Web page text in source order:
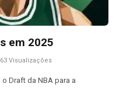
em 2025
Visualizações
Draft da NBA para a